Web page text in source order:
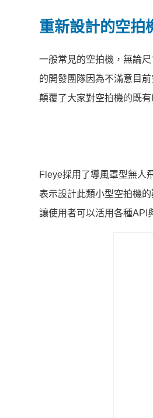
重新設計的空拍
一般常見的空拍機，無論
的開發團隊因為不滿意目
顛覆了大家對空拍機的既有
Fleye採用了導風罩型無人
表示設計此類小型空拍機
讓使用者可以活用各種API